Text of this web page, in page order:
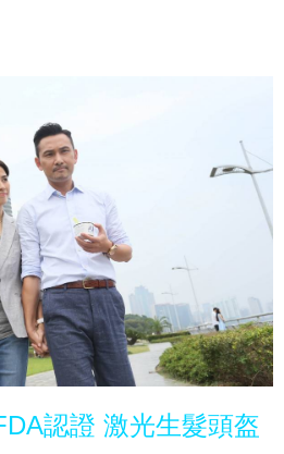
認證 激光生髮頭盔